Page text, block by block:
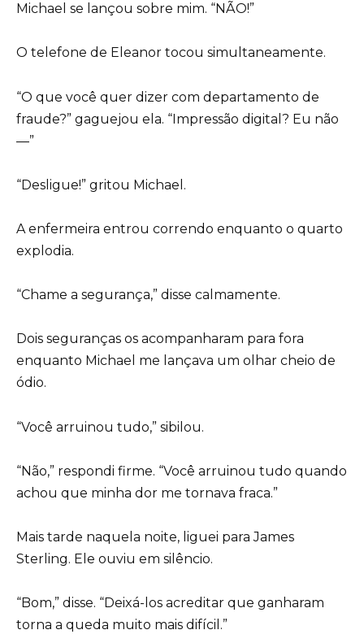
Michael se lançou sobre mim. “NÃO!”
O telefone de Eleanor tocou simultaneamente.
“O que você quer dizer com departamento de
fraude?” gaguejou ela. “Impressão digital? Eu não
—”
“Desligue!” gritou Michael.
A enfermeira entrou correndo enquanto o quarto
explodia.
“Chame a segurança,” disse calmamente.
Dois seguranças os acompanharam para fora
enquanto Michael me lançava um olhar cheio de
ódio.
“Você arruinou tudo,” sibilou.
“Não,” respondi firme. “Você arruinou tudo quando
achou que minha dor me tornava fraca.”
Mais tarde naquela noite, liguei para James
Sterling. Ele ouviu em silêncio.
“Bom,” disse. “Deixá-los acreditar que ganharam
torna a queda muito mais difícil.”